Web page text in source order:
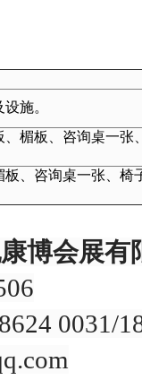
施。
、楣板、咨询桌一张
板、咨询桌一张、椅
博会展有
0031/